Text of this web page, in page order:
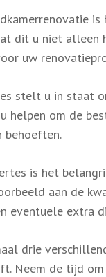
dit u niet
uw
stelt u in staat
helpen om de
behoeften.
is het
aan de
eventuele extra
drie
Neem de tijd